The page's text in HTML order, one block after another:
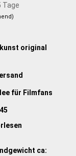
Tage
original
für Filmfans
ca: